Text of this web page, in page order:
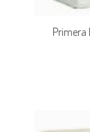
Primera